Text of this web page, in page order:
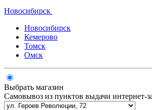
Новосибирск
Новосибирск
Кемерово
Томск
Омск
Выбрать магазин
Самовывоз из пунктов выдачи интернет-